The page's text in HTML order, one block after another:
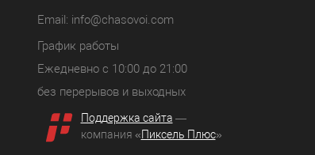
Email: info@chasovoi.com
График работы
Ежедневно с 10:00 до 21:00
без перерывов и выходных
Поддержка сайта —
компания «Пиксель Плюс»